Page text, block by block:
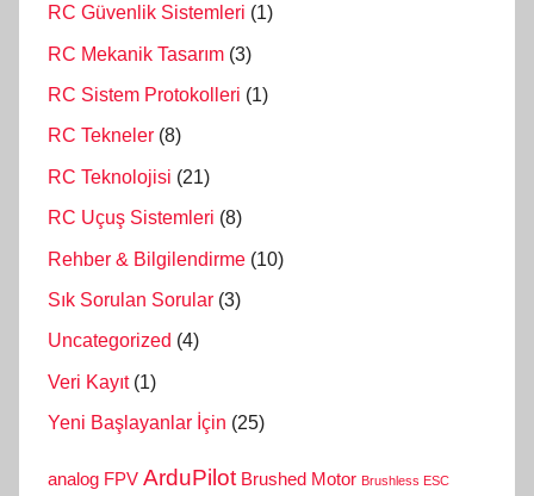
RC Güvenlik Sistemleri (1)
RC Mekanik Tasarım (3)
RC Sistem Protokolleri (1)
RC Tekneler (8)
RC Teknolojisi (21)
RC Uçuş Sistemleri (8)
Rehber & Bilgilendirme (10)
Sık Sorulan Sorular (3)
Uncategorized (4)
Veri Kayıt(1)
Yeni Başlayanlar İçin (25)
analog FPV ArduPilot Brushed Motor Brushless ESC